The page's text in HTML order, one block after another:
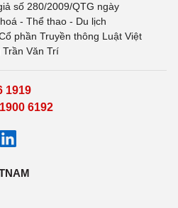
số 280/2009/QTG ngày
- Thể thao - Du lịch
phần Truyền thông Luật Việt
Văn Trí
1919
1900 6192